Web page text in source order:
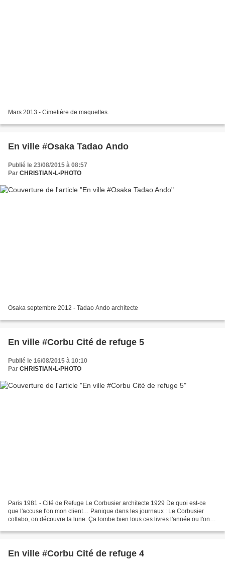
Mars 2013 - Cimetière de maquettes.
En ville #Osaka Tadao Ando
Publié le 23/08/2015 à 08:57
Par CHRISTIAN•L•PHOTO
Osaka septembre 2012 - Tadao Ando architecte
En ville #Corbu Cité de refuge 5
Publié le 16/08/2015 à 10:10
Par CHRISTIAN•L•PHOTO
Paris 1981 - Cité de Refuge Le Corbusier architecte 1929 De quoi est-ce
que l'accuse t'on mon client… Panique dans les journaux : Le Corbusier
collabo, on découvre la lune. Ça tombe bien tous ces livres l'année ou l'on
En ville #Corbu Cité de refuge 4